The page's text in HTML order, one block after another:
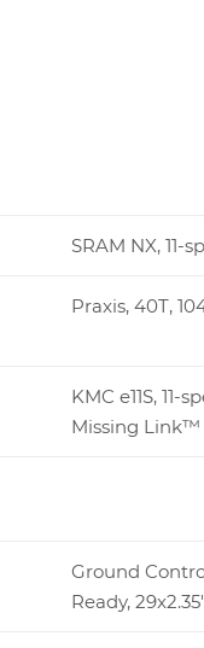
SRAM NX, 11-
Praxis, 40T,
KMC e11S, 11-
Missing Link™
Ground
Ready,